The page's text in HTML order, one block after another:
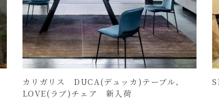
カリガリス DUCA(デュッカ)テーブル、
LOVE(ラブ)チェア 新入荷